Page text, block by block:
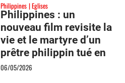
Philippines Eglises
Philippines : un
nouveau film revisite la
vie et le martyre d’un
prêtre philippin tué en
l’an 2000 à Mindanao
06/05/2026